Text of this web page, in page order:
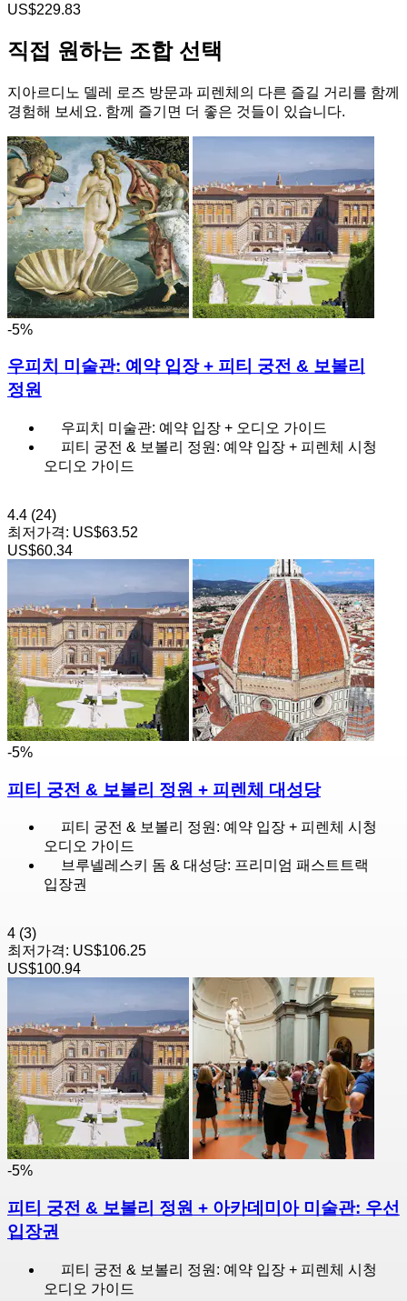
US$229.83
직접 원하는 조합 선택
지아르디노 델레 로즈 방문과 피렌체의 다른 즐길 거리를 함께
경험해 보세요. 함께 즐기면 더 좋은 것들이 있습니다.
-5%
우피치 미술관: 예약 입장 + 피티 궁전 & 보볼리
정원
우피치 미술관: 예약 입장 + 오디오 가이드
피티 궁전 & 보볼리 정원: 예약 입장 + 피렌체 시청
오디오 가이드
4.4 (24)
최저가격: US$63.52
US$60.34
-5%
피티 궁전 & 보볼리 정원 + 피렌체 대성당
피티 궁전 & 보볼리 정원: 예약 입장 + 피렌체 시청
오디오 가이드
브루넬레스키 돔 & 대성당: 프리미엄 패스트트랙
입장권
4 (3)
최저가격: US$106.25
US$100.94
-5%
피티 궁전 & 보볼리 정원 + 아카데미아 미술관: 우선
입장권
피티 궁전 & 보볼리 정원: 예약 입장 + 피렌체 시청
오디오 가이드